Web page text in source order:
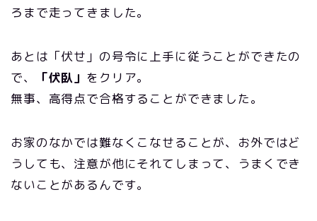
ろまで走ってきました。
あとは「伏せ」の号令に上手に従うことができたの
で、
「伏臥」 をクリア。
無事、高得点で合格することができました。
お家のなかでは難なくこなせることが、お外ではど
うしても、注意が他にそれてしまって、うまくでき
ないことがあるんです。